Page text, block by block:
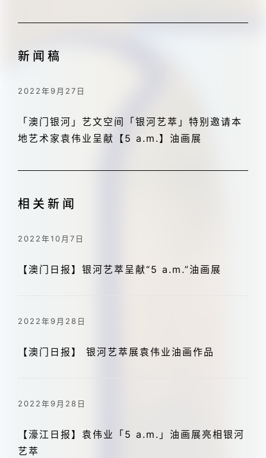
新闻稿
2022年9月27日
「澳门银河」艺文空间「银河艺萃」特别邀请本
地艺术家袁伟业呈献【5 a.m.】油画展
相关新闻
2022年10月7日
【澳门日报】银河艺萃呈献“5 a.m.”油画展
2022年9月28日
【澳门日报】 银河艺萃展袁伟业油画作品
2022年9月28日
【濠江日报】袁伟业「5 a.m.」油画展亮相银河
艺萃